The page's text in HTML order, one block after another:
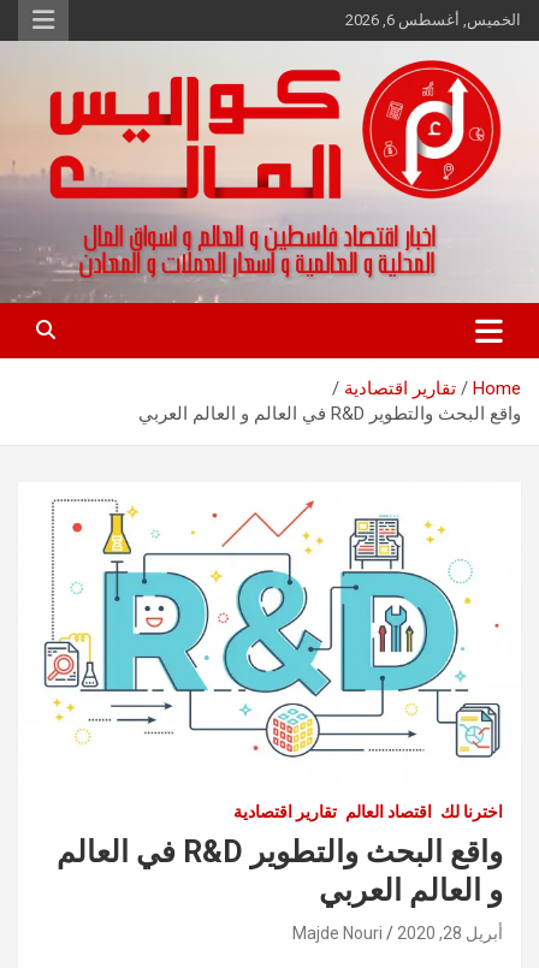
Skip
to
الخميس, أغسطس 6, 2026
كواليس المال
اخبار اقتصاد فلسطين و العالم و تقارير اسواق المال و العملات
Home
تقارير اقتصادية
واقع البحث والتطوير R&D في العالم و العالم العربي
اخترنا لك اقتصاد العالم تقارير اقتصادية
واقع البحث والتطوير R&D في العالم
و العالم العربي
أبريل 28, 2020 Majde Nouri